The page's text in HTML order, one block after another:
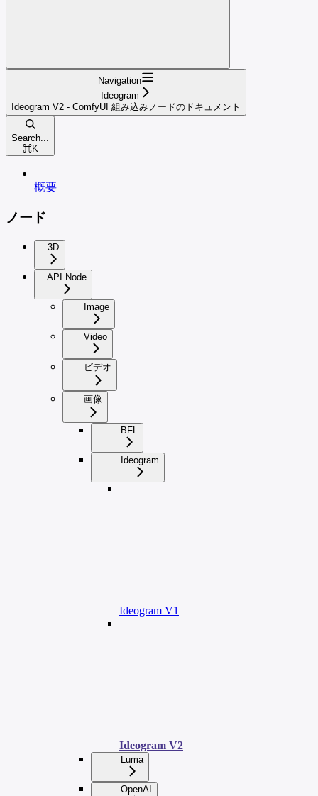
Navigation
Ideogram
Ideogram V2 - ComfyUI 組み込みノードのドキュメント
Search...
⌘K
概要
ノード
3D
API Node
Image
Video
ビデオ
画像
BFL
Ideogram
Ideogram V1
Ideogram V2
Luma
OpenAI